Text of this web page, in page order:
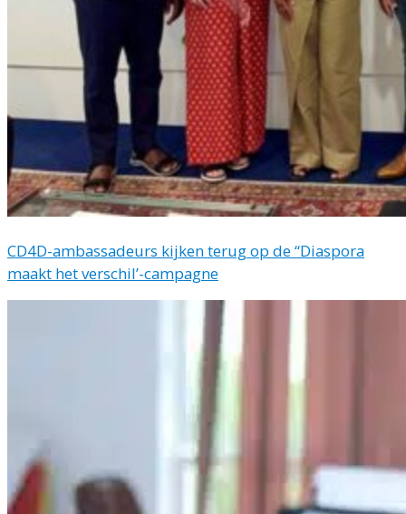
CD4D-ambassadeurs kijken terug op de “Diaspora
maakt het verschil’-campagne